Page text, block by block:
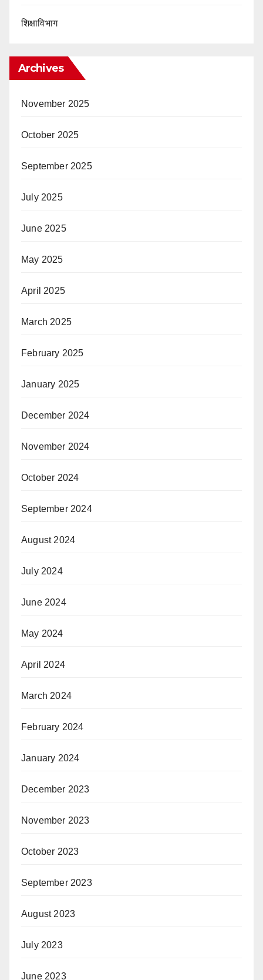
शिक्षाविभाग
Archives
November 2025
October 2025
September 2025
July 2025
June 2025
May 2025
April 2025
March 2025
February 2025
January 2025
December 2024
November 2024
October 2024
September 2024
August 2024
July 2024
June 2024
May 2024
April 2024
March 2024
February 2024
January 2024
December 2023
November 2023
October 2023
September 2023
August 2023
July 2023
June 2023